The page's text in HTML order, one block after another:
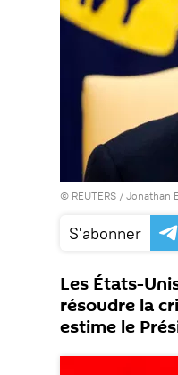
© REUTERS / Jonathan
S'abonner
Les États-
résoudre la
estime le